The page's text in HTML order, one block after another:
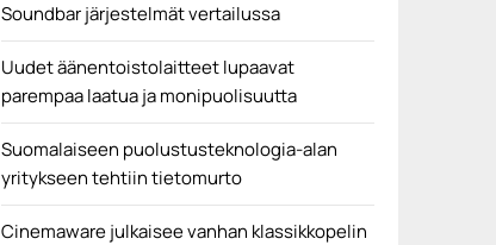
Soundbar järjestelmät vertailussa
Uudet äänentoistolaitteet lupaavat
parempaa laatua ja monipuolisuutta
Suomalaiseen puolustusteknologia-alan
yritykseen tehtiin tietomurto
Cinemaware julkaisee vanhan klassikkopelin